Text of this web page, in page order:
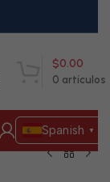
0 artículos
$0.00
Spanish ▼